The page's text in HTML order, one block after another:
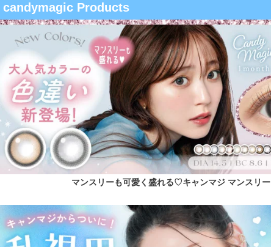
candymagic Products
マンスリーも可愛く盛れる♡キャンマジ マンスリー